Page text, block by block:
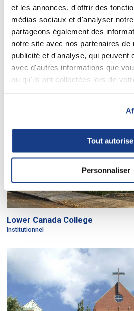
et les annonces, d'offrir des
médias sociaux et d'analyser
partageons également des
notre site avec nos partenaires de
publicité et d'analyse, qui peuvent
avec d'autres informations que
ou qu'ils ont collectées lors de
Tout
Personnaliser
Centre canadien d'architecture
Institutionnel
Lower Canada College
Institutionnel